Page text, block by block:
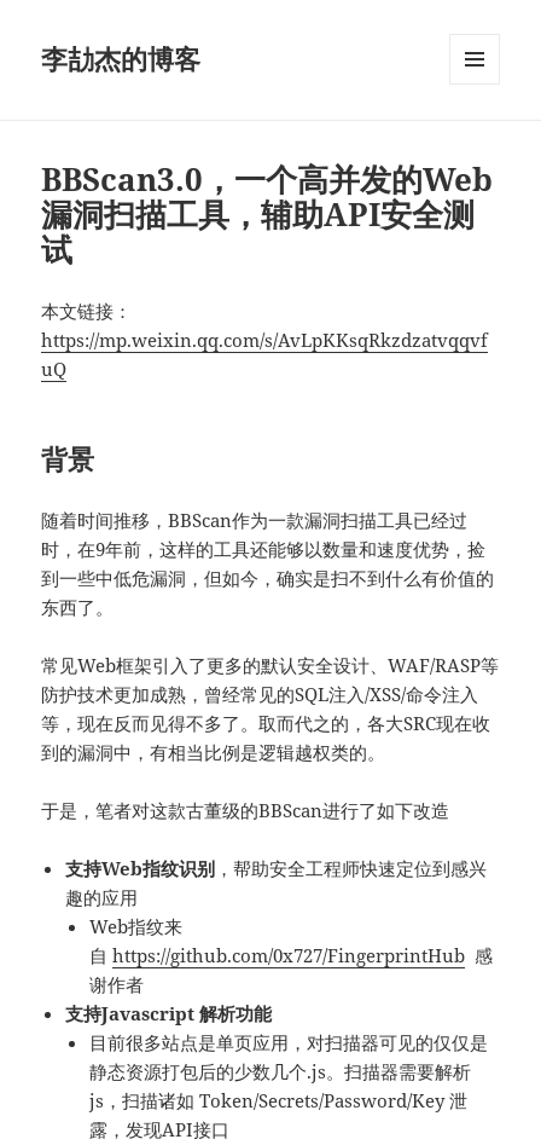
李劼杰的博客
BBScan3.0，一个高并发的Web
漏洞扫描工具，辅助API安全测
试
本文链接：
https://mp.weixin.qq.com/s/AvLpKKsqRkzdzatvqqvf
uQ
背景
随着时间推移，BBScan作为一款漏洞扫描工具已经过
时，在9年前，这样的工具还能够以数量和速度优势，捡
到一些中低危漏洞，但如今，确实是扫不到什么有价值的
东西了。
常见Web框架引入了更多的默认安全设计、WAF/RASP等
防护技术更加成熟，曾经常见的SQL注入/XSS/命令注入
等，现在反而见得不多了。取而代之的，各大SRC现在收
到的漏洞中，有相当比例是逻辑越权类的。
于是，笔者对这款古董级的BBScan进行了如下改造
支持Web指纹识别 ，帮助安全工程师快速定位到感兴
趣的应用
Web指纹来
自https://github.com/0x727/FingerprintHub 感
谢作者
支持Javascript 解析功能
目前很多站点是单页应用，对扫描器可见的仅仅是
静态资源打包后的少数几个.js。扫描器需要解析
js，扫描诸如 Token/Secrets/Password/Key 泄
露，发现API接口